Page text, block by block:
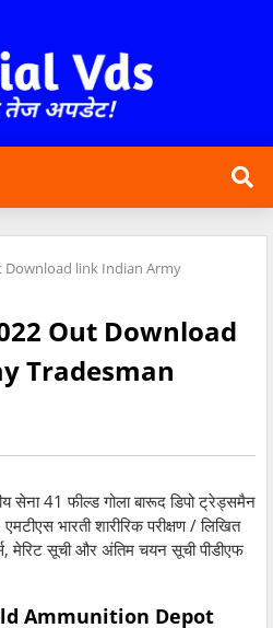
Download link Indian Army
Out Download
Tradesman
सेना 41 फील्ड गोला बारूद डिपो ट्रेड्समैन
भारती शारीरिक परीक्षण / लिखित
मेरिट सूची और अंतिम चयन सूची पीडीएफ
Ammunition Depot